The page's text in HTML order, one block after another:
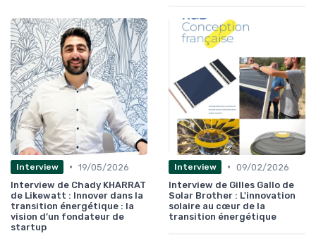
Interview • 19/05/2026
Interview de Chady KHARRAT
de Likewatt : Innover dans la
transition énergétique : la
vision d’un fondateur de
startup
Interview • 09/02/2026
Interview de Gilles Gallo de
Solar Brother : L'innovation
solaire au cœur de la
transition énergétique